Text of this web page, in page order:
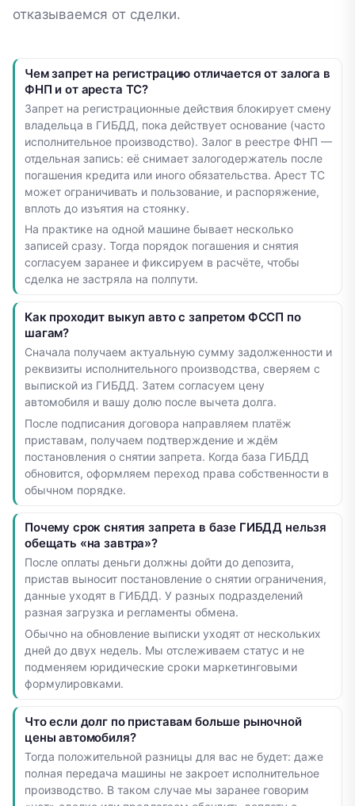
отказываемся от сделки.
Чем запрет на регистрацию отличается от залога в
ФНП и от ареста ТС?
Запрет на регистрационные действия блокирует смену
владельца в ГИБДД, пока действует основание (часто
исполнительное производство). Залог в реестре ФНП —
отдельная запись: её снимает залогодержатель после
погашения кредита или иного обязательства. Арест ТС
может ограничивать и пользование, и распоряжение,
вплоть до изъятия на стоянку.
На практике на одной машине бывает несколько
записей сразу. Тогда порядок погашения и снятия
согласуем заранее и фиксируем в расчёте, чтобы
сделка не застряла на полпути.
Как проходит выкуп авто с запретом ФССП по
шагам?
Сначала получаем актуальную сумму задолженности и
реквизиты исполнительного производства, сверяем с
выпиской из ГИБДД. Затем согласуем цену
автомобиля и вашу долю после вычета долга.
После подписания договора направляем платёж
приставам, получаем подтверждение и ждём
постановления о снятии запрета. Когда база ГИБДД
обновится, оформляем переход права собственности в
обычном порядке.
Почему срок снятия запрета в базе ГИБДД нельзя
обещать «на завтра»?
После оплаты деньги должны дойти до депозита,
пристав выносит постановление о снятии ограничения,
данные уходят в ГИБДД. У разных подразделений
разная загрузка и регламенты обмена.
Обычно на обновление выписки уходят от нескольких
дней до двух недель. Мы отслеживаем статус и не
подменяем юридические сроки маркетинговыми
формулировками.
Что если долг по приставам больше рыночной
цены автомобиля?
Тогда положительной разницы для вас не будет: даже
полная передача машины не закроет исполнительное
производство. В таком случае мы заранее говорим